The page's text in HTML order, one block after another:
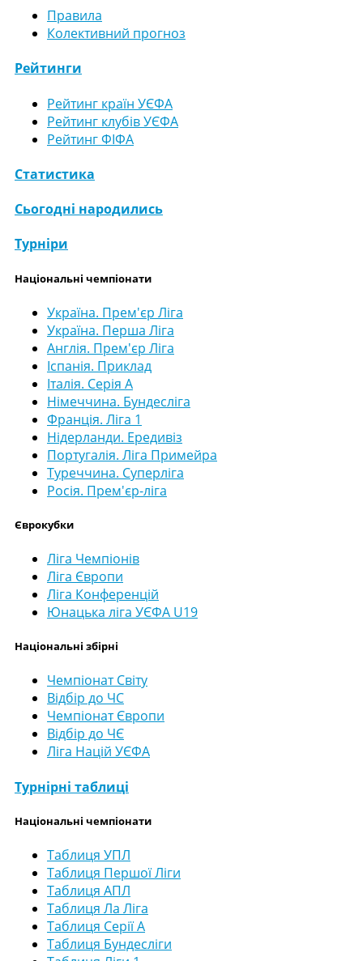
Правила
Колективний прогноз
Рейтинги
Рейтинг країн УЄФА
Рейтинг клубів УЄФА
Рейтинг ФІФА
Статистика
Сьогодні народились
Турніри
Національні чемпіонати
Україна. Прем'єр Ліга
Україна. Перша Ліга
Англія. Прем'єр Ліга
Іспанія. Приклад
Італія. Серія А
Німеччина. Бундесліга
Франція. Ліга 1
Нідерланди. Ередивіз
Португалія. Ліга Примейра
Туреччина. Суперліга
Росія. Прем'єр-ліга
Єврокубки
Ліга Чемпіонів
Ліга Європи
Ліга Конференцій
Юнацька ліга УЄФА U19
Національні збірні
Чемпіонат Світу
Відбір до ЧС
Чемпіонат Європи
Відбір до ЧЄ
Ліга Націй УЄФА
Турнірні таблиці
Національні чемпіонати
Таблиця УПЛ
Таблиця Першої Ліги
Таблиця АПЛ
Таблиця Ла Ліга
Таблиця Серії А
Таблиця Бундесліги